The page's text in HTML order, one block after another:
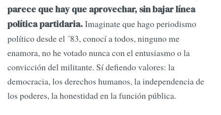
parece que hay que aprovechar, sin bajar línea
política partidaria.Imaginate que hago periodismo
político desde el ´83, conocí a todos, ninguno me
enamora, no he votado nunca con el entusiasmo o la
convicción del militante. Sí defiendo valores: la
democracia, los derechos humanos, la independencia de
los poderes, la honestidad en la función pública.